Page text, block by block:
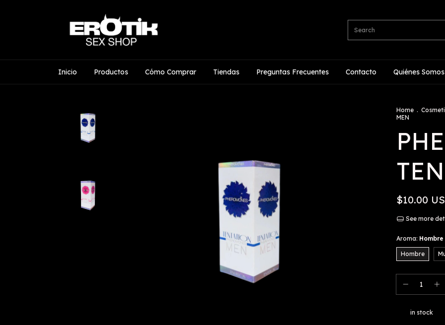
Inicio Productos Cómo Comprar Tiendas Preguntas Frecuentes Contacto Quiénes Somos
Home .
MEN
$10.00
See more
Aroma: Hombre
Hombre
in stock